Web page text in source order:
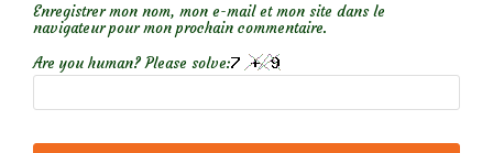
Enregistrer mon nom, mon e-mail et mon site dans le
navigateur pour mon prochain commentaire.
Are you human? Please solve: